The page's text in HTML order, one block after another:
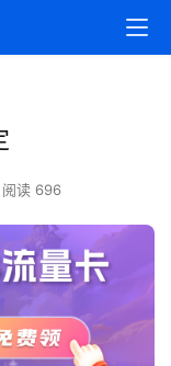
阅读 696